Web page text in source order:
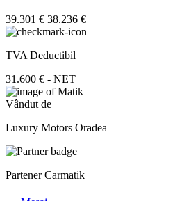
39.301 € 38.236 €
TVA Deductibil
31.600 € - NET
Vândut de
Luxury Motors Oradea
Partener Carmatik